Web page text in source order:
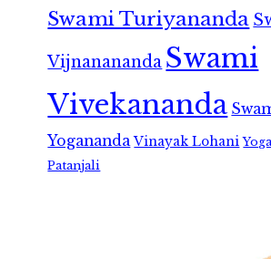
Swami Turiyananda
Vijnanananda Swami
Vivekananda
Yogananda Vinayak Lohani
Patanjali